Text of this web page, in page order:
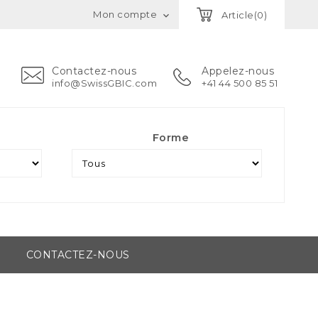
Article(0)
Mon compte 
Contactez-nous
info@SwissGBIC.com
Appelez-nous
+41 44 500 85 51
Forme
CONTACTEZ-NOUS